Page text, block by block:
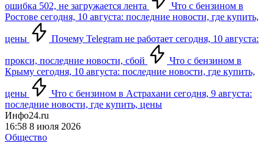
ошибка 502, не загружается лента
Что с бензином в
Ростове сегодня, 10 августа: последние новости, где купить,
цены Почему Telegram не работает сегодня, 10 августа:
прокси, последние новости, сбой
Что с бензином в
Крыму сегодня, 10 августа: последние новости, где купить,
цены
Что с бензином в Астрахани сегодня, 9 августа:
последние новости, где купить, цены
Инфо24.ru
16:58 8 июля 2026
Общество